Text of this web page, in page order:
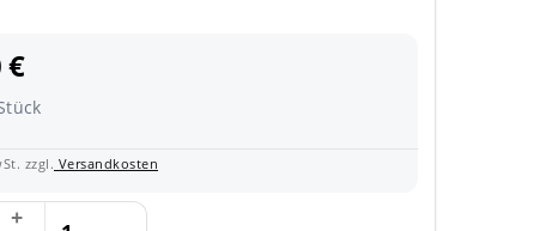
€
zzgl. Versandkosten